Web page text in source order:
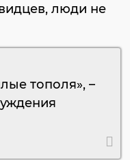
люди не
тополя», –